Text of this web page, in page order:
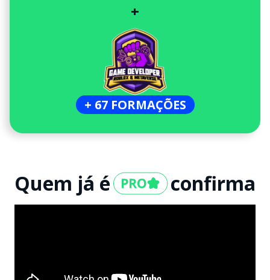
+
+ 67 FORMAÇÕES
Quem já é confirma